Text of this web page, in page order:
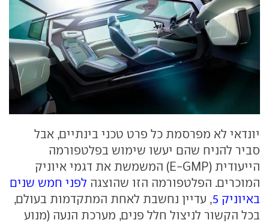
יונדאי לא מפרסמת כל פרט טכני בינתיים, אבל
סביר להניח שהם יעשו שימוש בפלטפורמה
הייעודית (E-GMP) המשמשת את דגמי איוניק
המוכרים. הפלטפורמה הזו שהוצגה לפני חמש שנים
באיוניק 5
, עדיין נחשבת לאחת המתקדמות בעולם,
בכל הקשור לניצול חלל פנים, מערכת הנעה (מנוע